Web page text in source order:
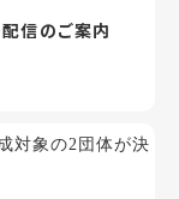
信のご案内